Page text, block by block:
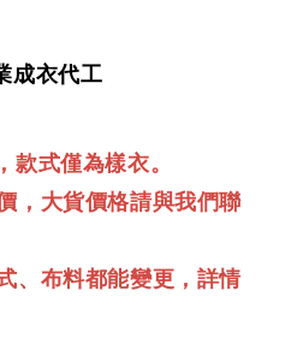
成衣代工
款式僅為樣衣。
，大貨價格請與我們聯
、布料都能變更，詳情